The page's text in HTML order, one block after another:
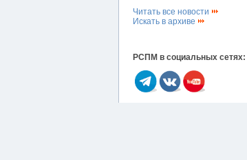
Читать все новости
Искать в архиве
РСПМ в социальных сетях: